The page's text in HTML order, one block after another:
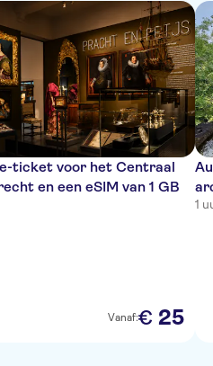
ticket voor het Centraal
en een eSIM van 1 GB
Vanaf:€ 25
1